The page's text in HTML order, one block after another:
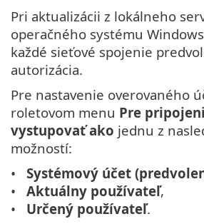
Pri aktualizácii z lokálneho
operačného systému
každé sieťové spojenie
autorizácia.
Pre nastavenie overovaného
roletovom menu Pre
vystupovať ako jednu z
možností:
Systémový účet
Aktuálny používateľ,
Určený používateľ.